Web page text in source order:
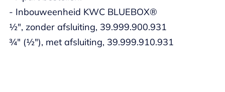
- Inbouweenheid KWC BLUEBOX®
½", zonder afsluiting, 39.999.900.931
¾" (½"), met afsluiting, 39.999.910.931